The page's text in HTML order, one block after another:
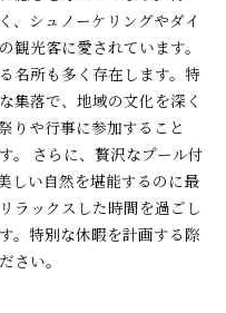
、シュノーケリングやダイ
観光客に愛されています。
名所も多く存在します。特
集落で、地域の文化を深く
りや行事に参加すること
。 さらに、贅沢なプール付
しい自然を堪能するのに最
ラックスした時間を過ごし
。特別な休暇を計画する際
さい。